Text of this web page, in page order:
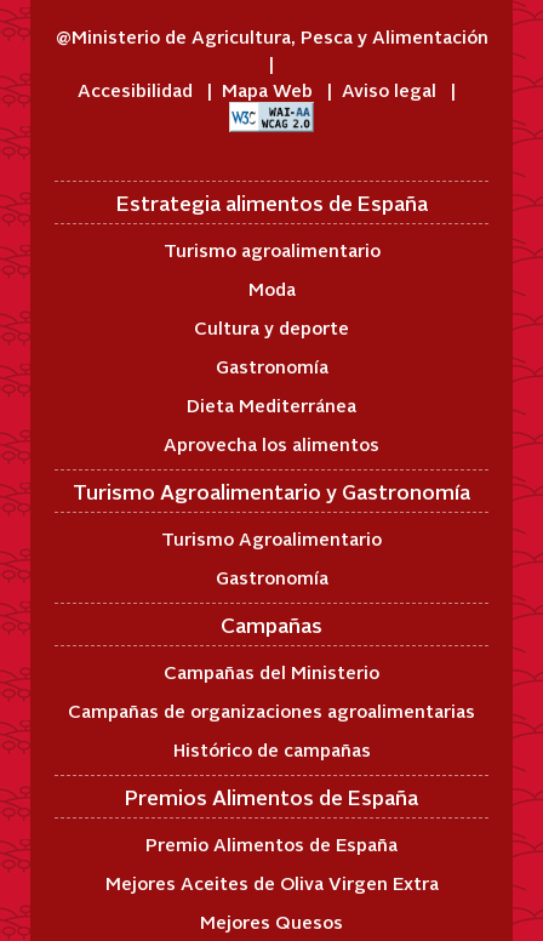
@Ministerio de Agricultura, Pesca y Alimentación
Accesibilidad Mapa Web Aviso legal
Estrategia alimentos de España
Turismo agroalimentario
Moda
Cultura y deporte
Gastronomía
Dieta Mediterránea
Aprovecha los alimentos
Turismo Agroalimentario y Gastronomía
Turismo Agroalimentario
Gastronomía
Campañas
Campañas del Ministerio
Campañas de organizaciones agroalimentarias
Histórico de campañas
Premios Alimentos de España
Premio Alimentos de España
Mejores Aceites de Oliva Virgen Extra
Mejores Quesos